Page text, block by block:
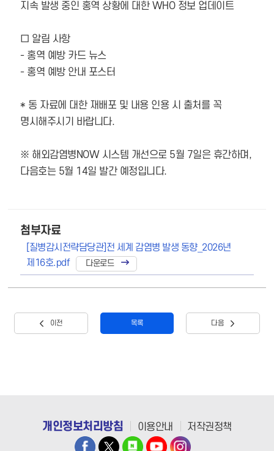
지속 발생 중인 홍역 상황에
대한 WHO 정보 업데이트
□ 알림 사항
- 홍역 예방 카드 뉴스
- 홍역 예방 안내 포스터
* 동 자료에 대한 재배포 및 내용 인용 시 출처를 꼭
명시해주시기 바랍니다.
※ 해외감염병NOW 시스템 개선으로 5월 7일은 휴간하며 ,
다음호는 5월 14일 발간 예정입니다.
첨부자료
[질병감시전략담당관]전 세계 감염병 발생 동향_2026년
제16호.pdf
이전 목록 다음
개인정보처리방침 이용안내 저작권정책